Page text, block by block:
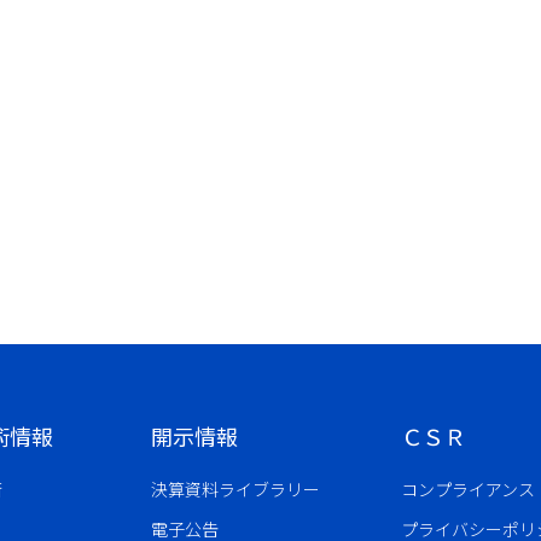
情報 開示情報
決算資料ライブラリー
電子公告
ＣＳＲ
コンプライアンス
プライバシーポリ